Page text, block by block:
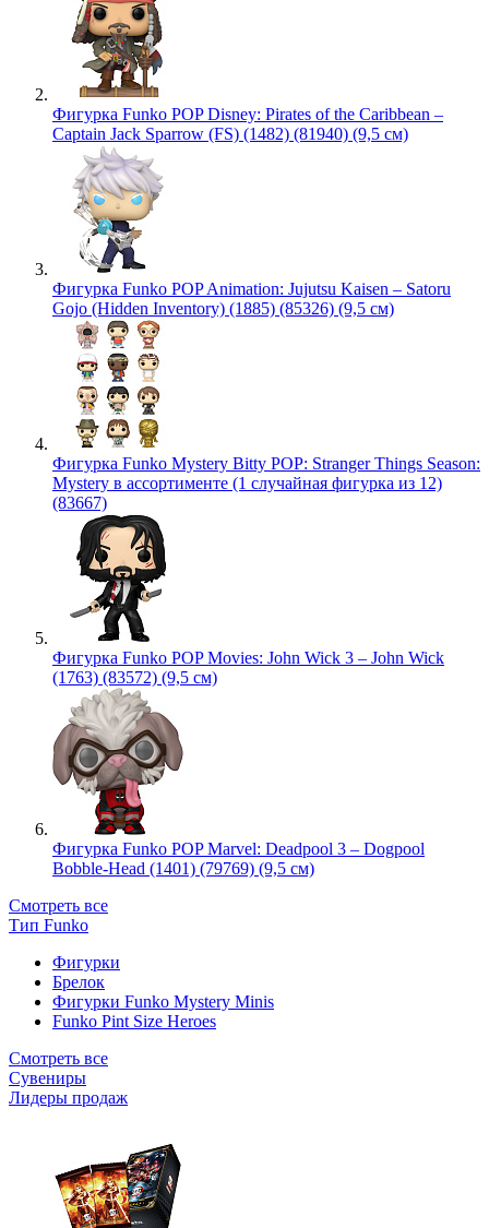
Фигурка Funko POP Disney: Pirates of the Caribbean –
Captain Jack Sparrow (FS) (1482) (81940) (9,5 см)
Фигурка Funko POP Animation: Jujutsu Kaisen – Satoru
Gojo (Hidden Inventory) (1885) (85326) (9,5 см)
Фигурка Funko Mystery Bitty POP: Stranger Things Season:
Mystery в ассортименте (1 случайная фигурка из 12)
(83667)
Фигурка Funko POP Movies: John Wick 3 – John Wick
(1763) (83572) (9,5 см)
Фигурка Funko POP Marvel: Deadpool 3 – Dogpool
Bobble-Head (1401) (79769) (9,5 см)
Смотреть все
Тип Funko
Фигурки
Брелок
Фигурки Funko Mystery Minis
Funko Pint Size Heroes
Смотреть все
Сувениры
Лидеры продаж